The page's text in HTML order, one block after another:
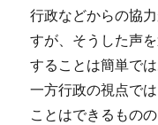
行政などからの協
すが、そうした声
することは簡単では
一方行政の視点で
ことはできるもの